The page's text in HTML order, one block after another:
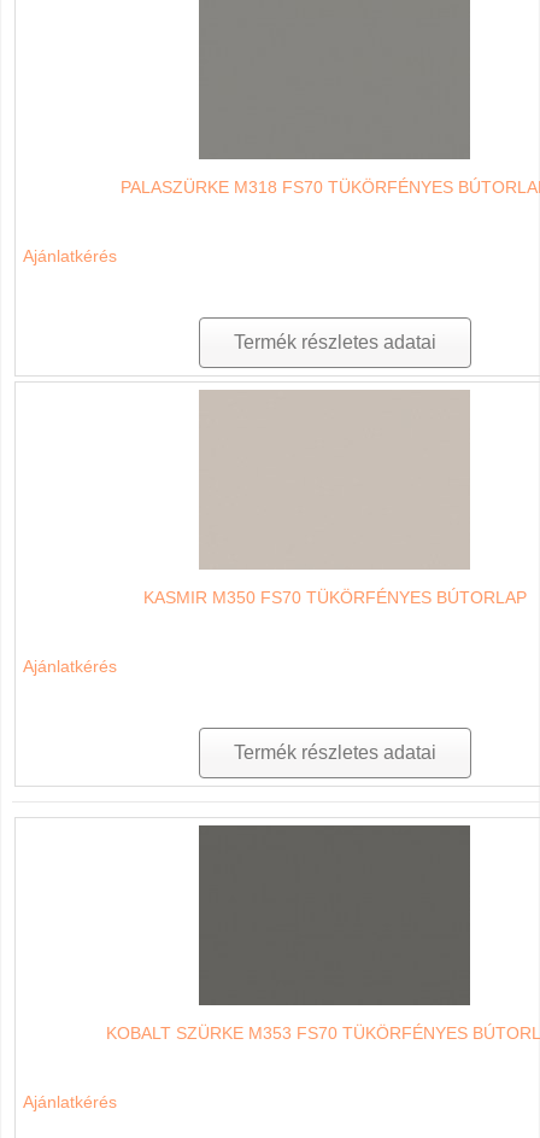
PALASZÜRKE M318 FS70 TÜKÖRFÉNYES
Ajánlatkérés
Termék részletes adatai
KASMIR M350 FS70 TÜKÖRFÉNYES BÚTORLAP
Ajánlatkérés
Termék részletes adatai
KOBALT SZÜRKE M353 FS70 TÜKÖRFÉNYES
Ajánlatkérés